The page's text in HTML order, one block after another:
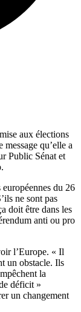
aux élections
qu’elle a
Public Sénat et
du 26
ne sont pas
doit être dans les
anti ou pro
l’Europe. « Il
un obstacle. Ils
la
déficit »
un changement